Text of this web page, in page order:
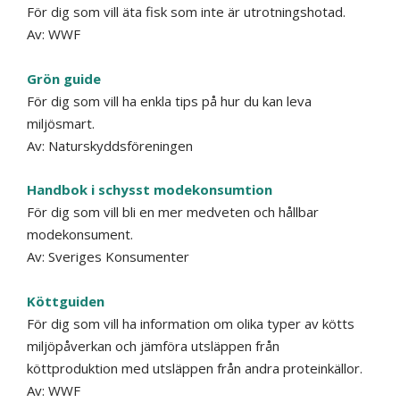
För dig som vill äta fisk som inte är utrotningshotad.
Av: WWF
Grön guide
För dig som vill ha enkla tips på hur du kan leva
miljösmart.
Av: Naturskyddsföreningen
Handbok i schysst modekonsumtion
För dig som vill bli en mer medveten och hållbar
modekonsument.
Av: Sveriges Konsumenter
Köttguiden
För dig som vill ha information om olika typer av kötts
miljöpåverkan och jämföra utsläppen från
köttproduktion med utsläppen från andra proteinkällor.
Av: WWF